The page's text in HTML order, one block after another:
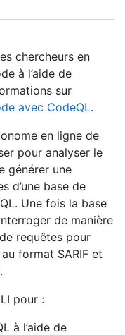
chercheurs en
à l’aide de
sur
avec CodeQL.
en ligne de
pour analyser le
générer une
d’une base de
Une fois la base
de manière
requêtes pour
format SARIF et
pour :
à l’aide de